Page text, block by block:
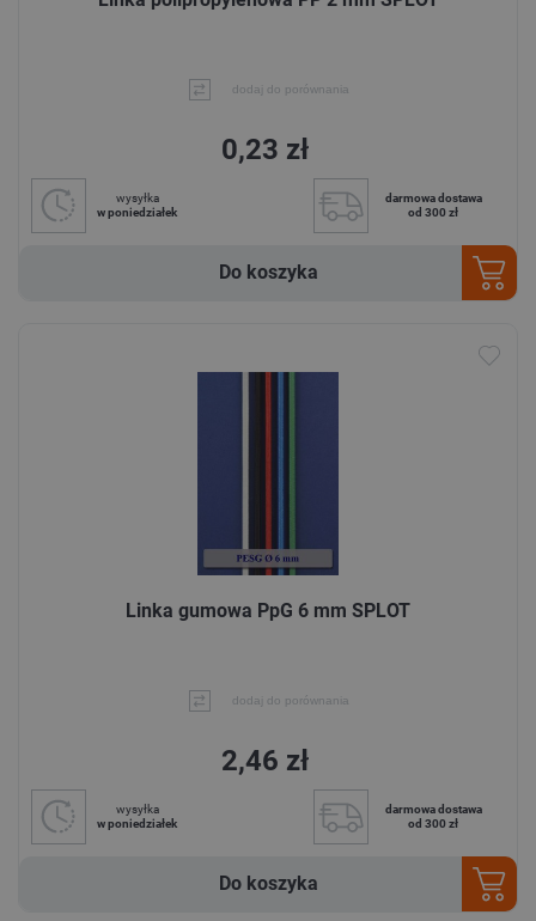
dodaj do porównania
0,23 zł
wysyłka
w poniedziałek
darmowa dostawa
od 300 zł
Do koszyka
Linka gumowa PpG 6 mm SPLOT
dodaj do porównania
2,46 zł
wysyłka
w poniedziałek
darmowa dostawa
od 300 zł
Do koszyka